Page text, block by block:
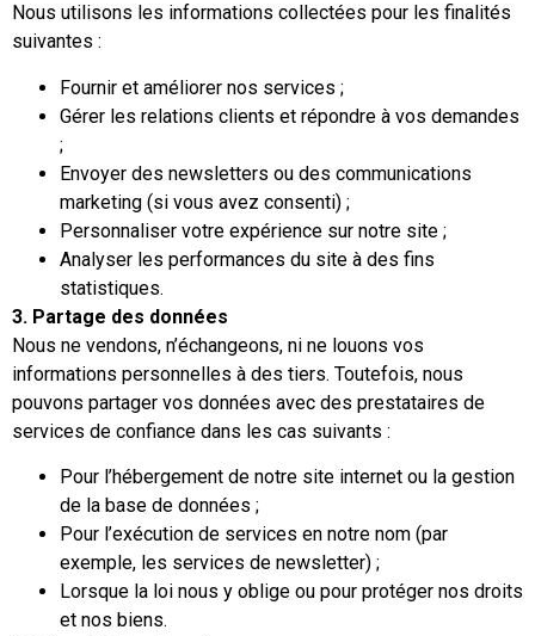
Nous utilisons les informations collectées pour les finalités
suivantes :
Fournir et améliorer nos services ;
Gérer les relations clients et répondre à vos demandes
;
Envoyer des newsletters ou des communications
marketing (si vous avez consenti) ;
Personnaliser votre expérience sur notre site ;
Analyser les performances du site à des fins
statistiques.
3. Partage des données
Nous ne vendons, n’échangeons, ni ne louons vos
informations personnelles à des tiers. Toutefois, nous
pouvons partager vos données avec des prestataires de
services de confiance dans les cas suivants :
Pour l’hébergement de notre site internet ou la gestion
de la base de données ;
Pour l’exécution de services en notre nom (par
exemple, les services de newsletter) ;
Lorsque la loi nous y oblige ou pour protéger nos droits
et nos biens.